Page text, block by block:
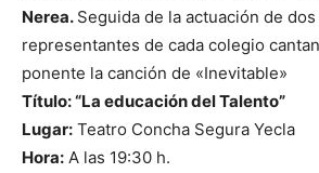
Nerea. Seguida de la actuación de
representantes de cada colegio
ponente la canción de «Inevitable»
Título: “La educación del Talento”
Lugar: Teatro Concha Segura Yecla
Hora: A las 19:30 h.